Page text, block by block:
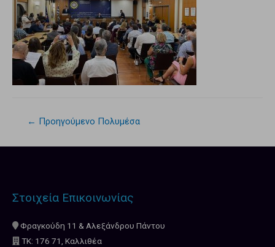
← Προηγούμενο Πολυμέσα
Στοιχεία Επικοινωνίας
Φραγκούδη 11 & Αλεξάνδρου Πάντου
ΤΚ: 176 71, Καλλιθέα